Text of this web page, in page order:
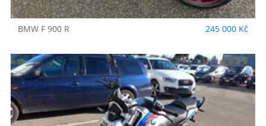
BMW F 900 R 245 000 Kč